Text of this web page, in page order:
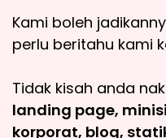
Kami boleh
perlu beritahu kami
Tidak kisah anda
landing page,
korporat, blog,